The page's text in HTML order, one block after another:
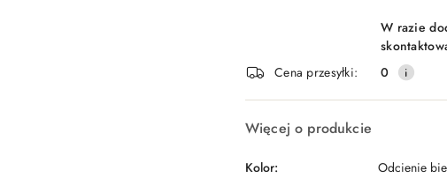
W razie
Cena przesyłki:
0
Więcej o produkcie
Kolor:
Odcienie